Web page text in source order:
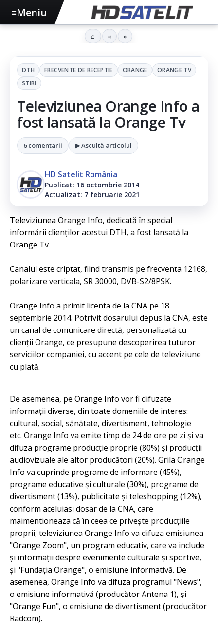
DTH FRECVENTE DE RECEPTIE ORANGE
ORANGE TV
STIRI
Televiziunea Orange Info a
fost lansată la Orange Tv
6 comentarii ▶ Ascultă articolul
HD Satelit România
Publicat: 16 octombrie 2014
Actualizat: 7 februarie 2021
Televiziunea Orange Info, dedicată în special
informării clienților acestui DTH, a fost lansată la
Orange Tv.
Canalul este criptat, fiind transmis pe frecventa 12168,
polarizare verticala, SR 30000, DVB-S2/8PSK.
Orange Info a primit licenta de la CNA pe 18
septembrie 2014. Potrivit dosarului depus la CNA, este
un canal de comunicare directă, personalizată cu
clienţii Orange, ce presupune descoperirea tuturor
serviciilor companiei, cu accent pe cele de televiziune
cu plată.
De asemenea, pe Orange Info vor fi difuzate
informaţii diverse, din toate domeniile de interes:
cultural, social, sănătate, divertisment, tehnologie
etc. Orange Info va emite timp de 24 de ore pe zi şi va
difuza programe producţie proprie (80%) şi producţii
audiovizuale ale altor producători (20%). Grila Orange
Info va cuprinde programe de informare (45%),
programe educative şi culturale (30%), programe de
divertisment (13%), publicitate şi teleshopping (12%),
conform aceluiasi dosar de la CNA, care
maimentioneaza că în ceea ce priveşte producţiile
proprii, televiziunea Orange Info va difuza emisiunea
"Orange Zoom", un program educativ, care va include
şi informaţii despre evenimente culturale şi sportive,
şi "Fundaţia Orange", o emisiune informativă. De
asemenea, Orange Info va difuza programul "News",
o emisiune informativă (producător Antena 1), şi
"Orange Fun", o emisiune de divertisment (producător
Radcom).
≡Meniu
⌂ « »